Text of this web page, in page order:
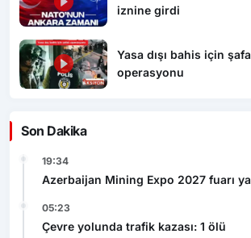
iznine girdi
Yasa dışı bahis için
operasyonu
Son Dakika
19:34
Azerbaijan Mining Expo 2027 fuarı
05:23
Çevre yolunda trafik kazası: 1 ölü